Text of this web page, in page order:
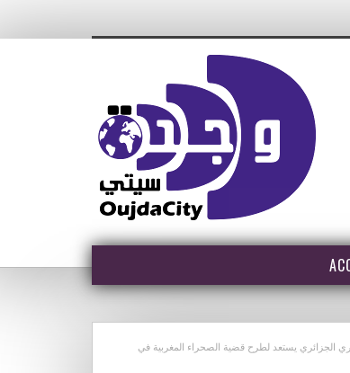
الجزائري يستعد لطرح قضية الصحراء المغربية في